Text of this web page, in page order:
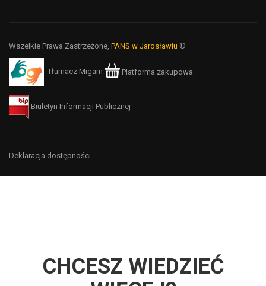
Wszelkie Prawa Zastrzeżone, PANS w Jarosławiu ©
Tłumacz Migam Platforma zakupowa
Biuletyn Informacji Publicznej
Deklaracja dostępności
CHCESZ WIEDZIEĆ